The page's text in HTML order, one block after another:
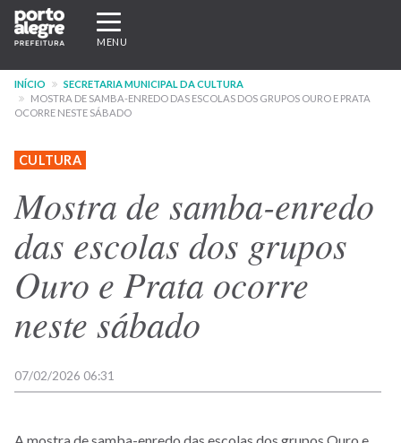
Pular
para
conteúdo
principal
Expandir/recolher
navegação
MENU
INÍCIO
SECRETARIA MUNICIPAL DA CULTURA
MOSTRA DE SAMBA-ENREDO DAS ESCOLAS DOS GRUPOS OURO E PRATA
OCORRE NESTE SÁBADO
CULTURA
Mostra de samba-enredo
das escolas dos grupos
Ouro e Prata ocorre
neste sábado
07/02/2026 06:31